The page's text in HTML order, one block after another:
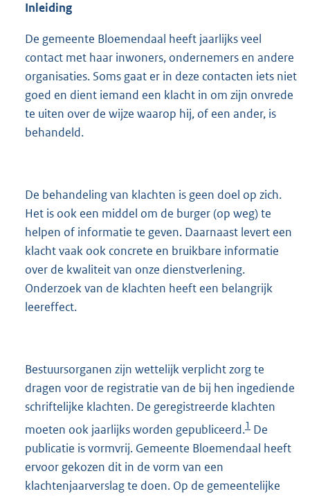
e
:
6
1
K
Inleiding
De gemeente Bloemendaal heeft jaarlijks veel
contact met haar inwoners, ondernemers en andere
organisaties. Soms gaat er in deze contacten iets niet
goed en dient iemand een klacht in om zijn onvrede
te uiten over de wijze waarop hij, of een ander, is
behandeld.
De behandeling van klachten is geen doel op zich.
Het is ook een middel om de burger (op weg) te
helpen of informatie te geven. Daarnaast levert een
klacht vaak ook concrete en bruikbare informatie
over de kwaliteit van onze dienstverlening.
Onderzoek van de klachten heeft een belangrijk
leereffect.
Bestuursorganen zijn wettelijk verplicht zorg te
dragen voor de registratie van de bij hen ingediende
schriftelijke klachten. De geregistreerde klachten
moeten ook jaarlijks worden gepubliceerd.1 De
publicatie is vormvrij. Gemeente Bloemendaal heeft
ervoor gekozen dit in de vorm van een
klachtenjaarverslag te doen. Op de gemeentelijke